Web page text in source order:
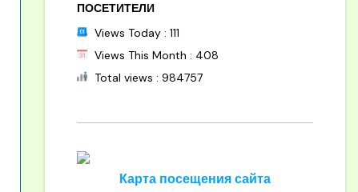
ПОСЕТИТЕЛИ
Views Today : 111
Views This Month : 408
Total views : 984757
Карта посещения сайта